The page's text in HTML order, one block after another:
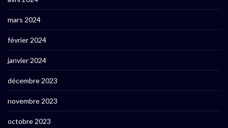
mars 2024
février 2024
janvier 2024
décembre 2023
novembre 2023
octobre 2023